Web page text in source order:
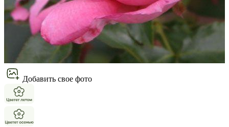
Добавить свое фото